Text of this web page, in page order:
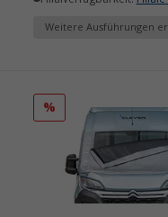
Weitere Ausführungen
%